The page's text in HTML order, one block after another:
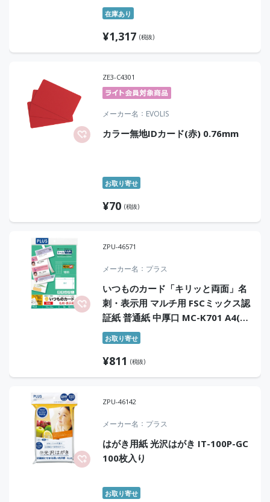
在庫あり
¥1,317 (税抜)
ZE3-C4301
メーカー名 EVOLIS
カラー無地IDカード(赤) 0.76mm
お取り寄せ
¥70 (税抜)
ZPU-46571
メーカー名 プラス
いつものカード「キリッと両面」名
刺・表示用 マルチ用 FSCミックス認
証紙 普通紙 中厚口 MC-K701 A4(10
シート)
お取り寄せ
¥811 (税抜)
ZPU-46142
メーカー名 プラス
はがき用紙 光沢はがき IT-100P-GC
100枚入り
お取り寄せ